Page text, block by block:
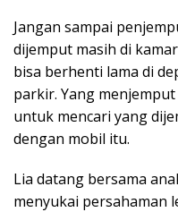
Jangan sampai
dijemput masih di
bisa berhenti lama di
parkir. Yang
untuk mencari yang
dengan mobil itu.
Lia datang bersama
menyukai persahaman